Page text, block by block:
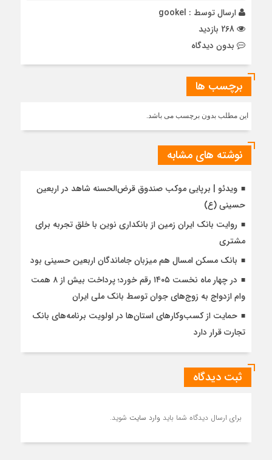
ارسال توسط : gookel
بدون دیدگاه
برچسب ها
این مطلب بدون برچسب می باشد.
نوشته های مشابه
ویدئو | برپایی موکب صندوق قرض‌الحسنه شاهد در اربعین
حسینی (ع)
روایت بانک ایران زمین از بانکداری نوین با خلق تجربه برای
مشتری
بانک مسکن امسال هم میزبان جاماندگان اربعین حسینی بود
در چهار ماه نخست ۱۴۰۵ رقم خورد؛ پرداخت بیش از ۸ همت
وام ازدواج به زوج‌های جوان توسط بانک ملی ایران
حمایت از کسب‌وکارهای استان‌ها در اولویت برنامه‌های بانک
تجارت قرار دارد
ثبت دیدگاه
برای ارسال دیدگاه شما باید وارد سایت شوید.